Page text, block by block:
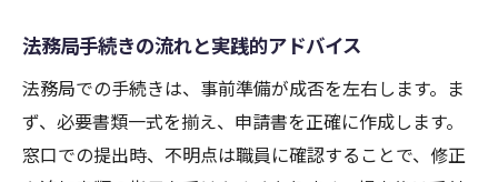
法務局手続きの流れと実践的アドバイス
法務局での手続きは、事前準備が成否を左右します。ま
ず、必要書類一式を揃え、申請書を正確に作成します。
窓口での提出時、不明点は職員に確認することで、修正